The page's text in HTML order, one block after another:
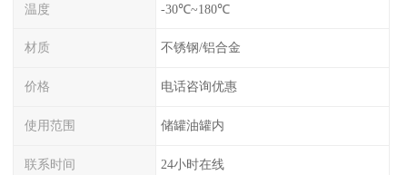
温度 -30℃~180℃
材质 不锈钢/铝合金
价格 电话咨询优惠
使用范围 储罐油罐内
联系时间 24小时在线